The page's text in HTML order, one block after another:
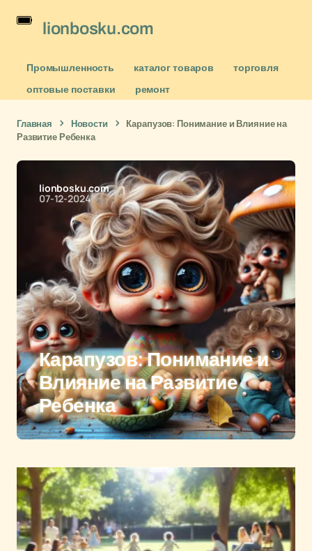
lionbosku.com
Промышленность каталог товаров
торговля
оптовые поставки
ремонт
Главная Новости
Карапузов: Понимание и Влияние на
Развитие Ребенка
lionbosku.com
07-12-2024
Карапузов: Понимание и
Влияние на Развитие
Ребенка